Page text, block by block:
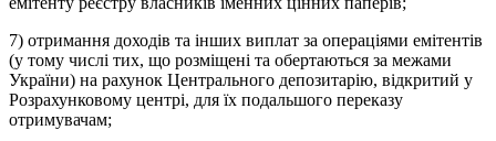
7) отримання доходів та інших виплат за операціями емітентів
(у тому числі тих, що розміщені та обертаються за межами
України) на рахунок Центрального депозитарію, відкритий у
Розрахунковому центрі, для їх подальшого переказу
отримувачам;